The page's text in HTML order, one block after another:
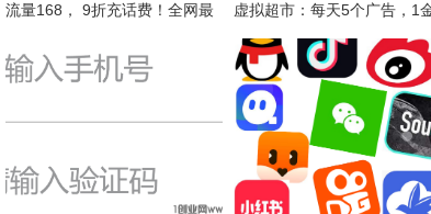
流量168， 9折充话费！全网最
好项目
虚拟超市：每天5个广告，1
1元，渠道奖励，提现无门槛